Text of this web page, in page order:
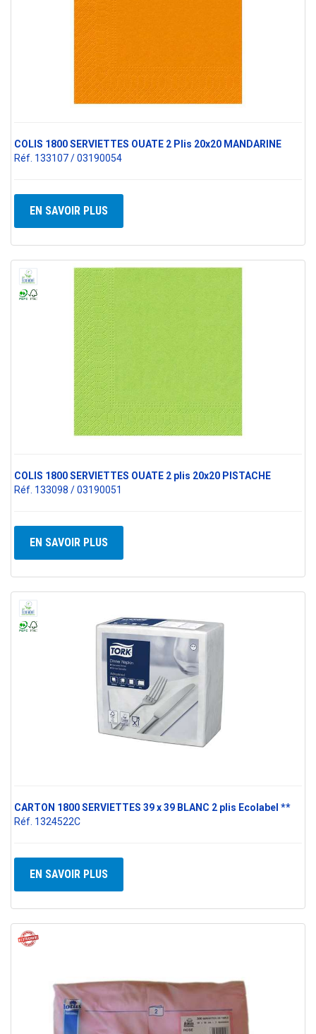
COLIS 1800 SERVIETTES OUATE 2 Plis 20x20 MANDARINE
Réf. 133107 / 03190054
EN SAVOIR PLUS
COLIS 1800 SERVIETTES OUATE 2 plis 20x20 PISTACHE
Réf. 133098 / 03190051
EN SAVOIR PLUS
CARTON 1800 SERVIETTES 39 x 39 BLANC 2 plis Ecolabel **
Réf. 1324522C
EN SAVOIR PLUS